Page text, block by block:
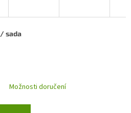
/ sada
Možnosti doručení